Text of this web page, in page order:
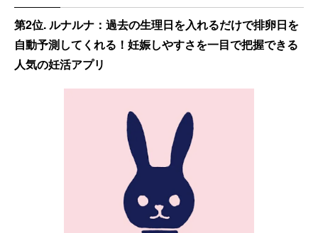
第2位. ルナルナ：過去の生理日を入れるだけで排卵日を
自動予測してくれる！妊娠しやすさを一目で把握できる
人気の妊活アプリ